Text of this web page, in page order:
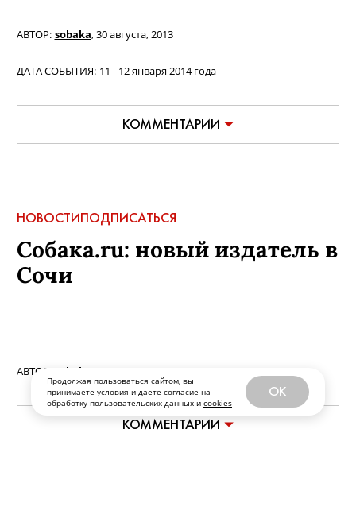
Продолжая пользоваться сайтом, вы
принимаете условия и даете согласие на
обработку пользовательских данных и cookies
OK
АВТОР: sobaka,30 августа, 2013
ДАТА СОБЫТИЯ: 11 - 12 января 2014 года
КОММЕНТАРИИ
НОВОСТИПОДПИСАТЬСЯ
Собака.ru: новый издатель в
Сочи
АВТОР: sobaka
КОММЕНТАРИИ